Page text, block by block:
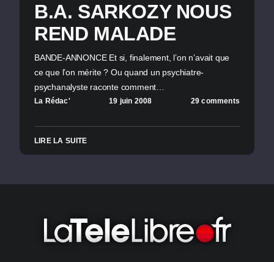
B.A. SARKOZY NOUS
REND MALADE
BANDE-ANNONCE Et si, finalement, l’on n’avait que
ce que l’on mérite ? Ou quand un psychiatre-
psychanalyste raconte comment…
La Rédac' 19 juin 2008 29 comments
LIRE LA SUITE